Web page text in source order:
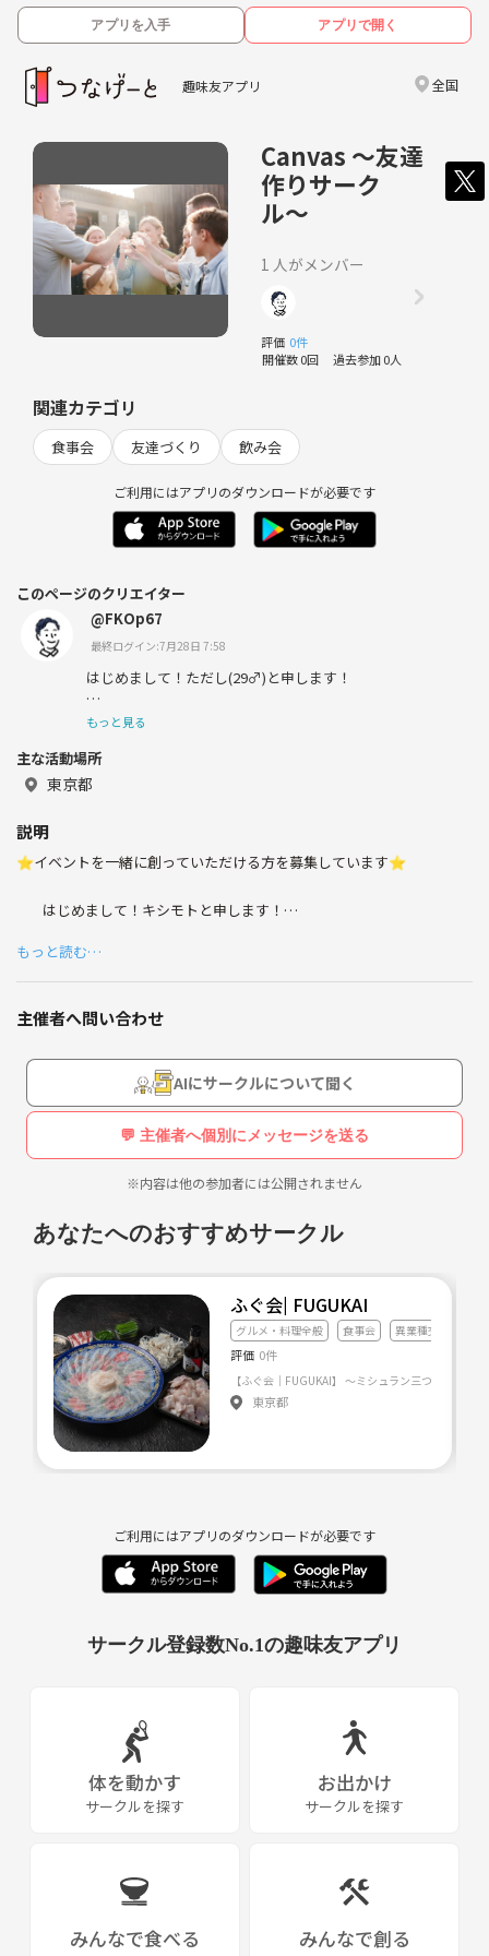
アプリを入手 アプリで開く
趣味友アプリ 全国
Canvas 〜友達
作りサーク
ル〜
1 人がメンバー
評価 0件
開催数 0回 過去参加 0人
関連カテゴリ
食事会 友達づくり 飲み会
ご利用にはアプリのダウンロードが必要です
このページのクリエイター
@FKOp67
最終ログイン:7月28日 7:58
はじめまして！ただし(29♂)と申します！
趣味などを通して新たな繋がりを作れる場、
そして友達が欲しいなと思って登録しました😊
もっと見る
主な活動場所
東京都
説明
⭐️イベントを一緒に創っていただける方を募集しています⭐️
はじめまして！キシモトと申します！
つなげーとでは、シゴト終わりや休日に
ふらっと気軽に集まれて楽しく、
また新たな友達が作れるような場を創りたく色々なイベントを企画して
います♪✨
【こんな方にオススメ】
・上京してきて、友達が東京に少ない方
・社外での繋がりを求めている方
・みんなと楽しむのが好きな方
・人見知りでも話しやすい空間に行きたい方
興味のある方はDMいただくか、
もっと読む…
主催者へ問い合わせ
AIにサークルについて聞く
💬 主催者へ個別にメッセージを送る
※内容は他の参加者には公開されません
あなたへのおすすめサークル
ふぐ会| FUGUKAI
グルメ・料理全般 食事会 異業種交流会
評価 0件
東京都
ご利用にはアプリのダウンロードが必要です
サークル登録数No.1の趣味友アプリ
体を動かす
サークルを探す
お出かけ
サークルを探す
みんなで食べる みんなで創る